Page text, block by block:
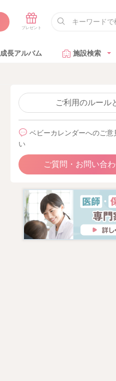
成長アルバム 施設検索
ご利用のルール
ベビーカレンダーへのご意
い
ご質問・お問い合